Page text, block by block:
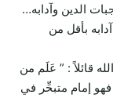
الدين وآدابه…
بأقل من
قائلاً : ” عَلَم من
فهو إمام متبحِّر في